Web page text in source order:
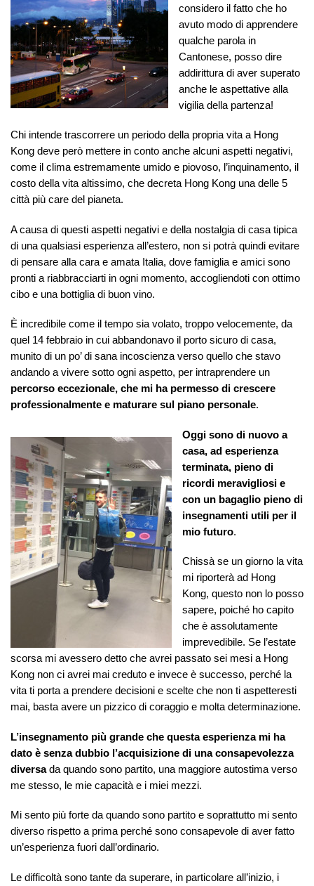
considero il fatto che ho
avuto modo di apprendere
qualche parola in
Cantonese, posso dire
addirittura di aver superato
anche le aspettative alla
vigilia della partenza!
Chi intende trascorrere un periodo della propria vita a Hong
Kong deve però mettere in conto anche alcuni aspetti negativi,
come il clima estremamente umido e piovoso, l’inquinamento, il
costo della vita altissimo, che decreta Hong Kong una delle 5
città più care del pianeta.
A causa di questi aspetti negativi e della nostalgia di casa tipica
di una qualsiasi esperienza all’estero, non si potrà quindi evitare
di pensare alla cara e amata Italia, dove famiglia e amici sono
pronti a riabbracciarti in ogni momento, accogliendoti con ottimo
cibo e una bottiglia di buon vino.
È incredibile come il tempo sia volato, troppo velocemente, da
quel 14 febbraio in cui abbandonavo il porto sicuro di casa,
munito di un po’ di sana incoscienza verso quello che stavo
andando a vivere sotto ogni aspetto, per intraprendere un
percorso eccezionale, che mi ha permesso di crescere
professionalmente e maturare sul piano personale.
Oggi sono di nuovo a
casa, ad esperienza
terminata, pieno di
ricordi meravigliosi e
con un bagaglio pieno di
insegnamenti utili per il
mio futuro.
Chissà se un giorno la vita
mi riporterà ad Hong
Kong, questo non lo posso
sapere, poiché ho capito
che è assolutamente
imprevedibile. Se l’estate
scorsa mi avessero detto che avrei passato sei mesi a Hong
Kong non ci avrei mai creduto e invece è successo, perché la
vita ti porta a prendere decisioni e scelte che non ti aspetteresti
mai, basta avere un pizzico di coraggio e molta determinazione.
L’insegnamento più grande che questa esperienza mi ha
dato è senza dubbio l’acquisizione di una consapevolezza
diversada quando sono partito, una maggiore autostima verso
me stesso, le mie capacità e i miei mezzi.
Mi sento più forte da quando sono partito e soprattutto mi sento
diverso rispetto a prima perché sono consapevole di aver fatto
un’esperienza fuori dall’ordinario.
Le difficoltà sono tante da superare, in particolare all’inizio, i